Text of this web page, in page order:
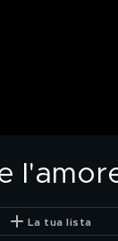
La tua lista